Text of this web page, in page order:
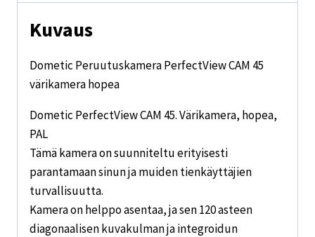
Kuvaus
Dometic Peruutuskamera PerfectView CAM 45
värikamera hopea
Dometic PerfectView CAM 45. Värikamera, hopea,
PAL
Tämä kamera on suunniteltu erityisesti
parantamaan sinun ja muiden tienkäyttäjien
turvallisuutta.
Kamera on helppo asentaa, ja sen 120 asteen
diagonaalisen kuvakulman ja integroidun